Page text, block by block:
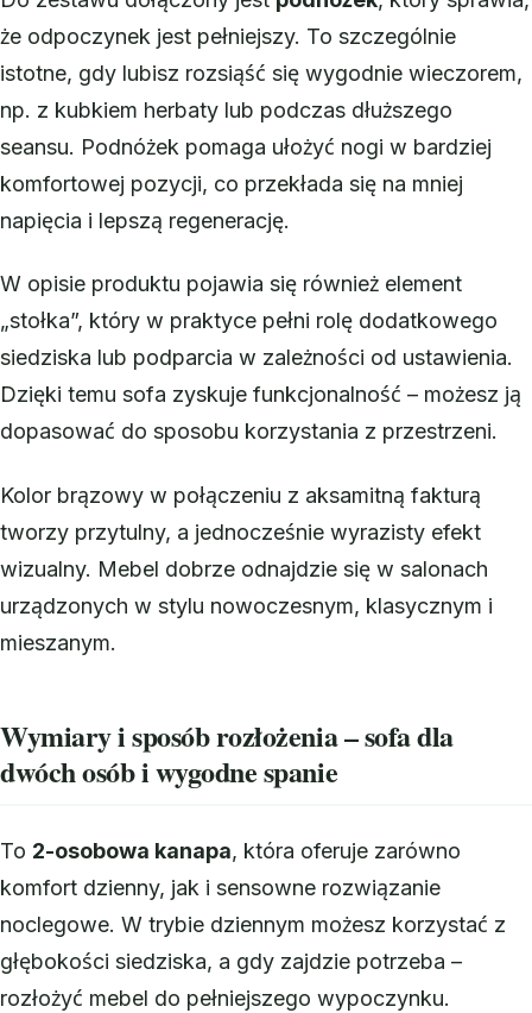
że odpoczynek jest pełniejszy. To szczególnie
istotne, gdy lubisz rozsiąść się wygodnie wieczorem,
np. z kubkiem herbaty lub podczas dłuższego
seansu. Podnóżek pomaga ułożyć nogi w bardziej
komfortowej pozycji, co przekłada się na mniej
napięcia i lepszą regenerację.
W opisie produktu pojawia się również element
„stołka”, który w praktyce pełni rolę dodatkowego
siedziska lub podparcia w zależności od ustawienia.
Dzięki temu sofa zyskuje funkcjonalność – możesz ją
dopasować do sposobu korzystania z przestrzeni.
Kolor brązowy w połączeniu z aksamitną fakturą
tworzy przytulny, a jednocześnie wyrazisty efekt
wizualny. Mebel dobrze odnajdzie się w salonach
urządzonych w stylu nowoczesnym, klasycznym i
mieszanym.
Wymiary i sposób rozłożenia – sofa dla
dwóch osób i wygodne spanie
To 2-osobowa kanapa, która oferuje zarówno
komfort dzienny, jak i sensowne rozwiązanie
noclegowe. W trybie dziennym możesz korzystać z
głębokości siedziska, a gdy zajdzie potrzeba –
rozłożyć mebel do pełniejszego wypoczynku.